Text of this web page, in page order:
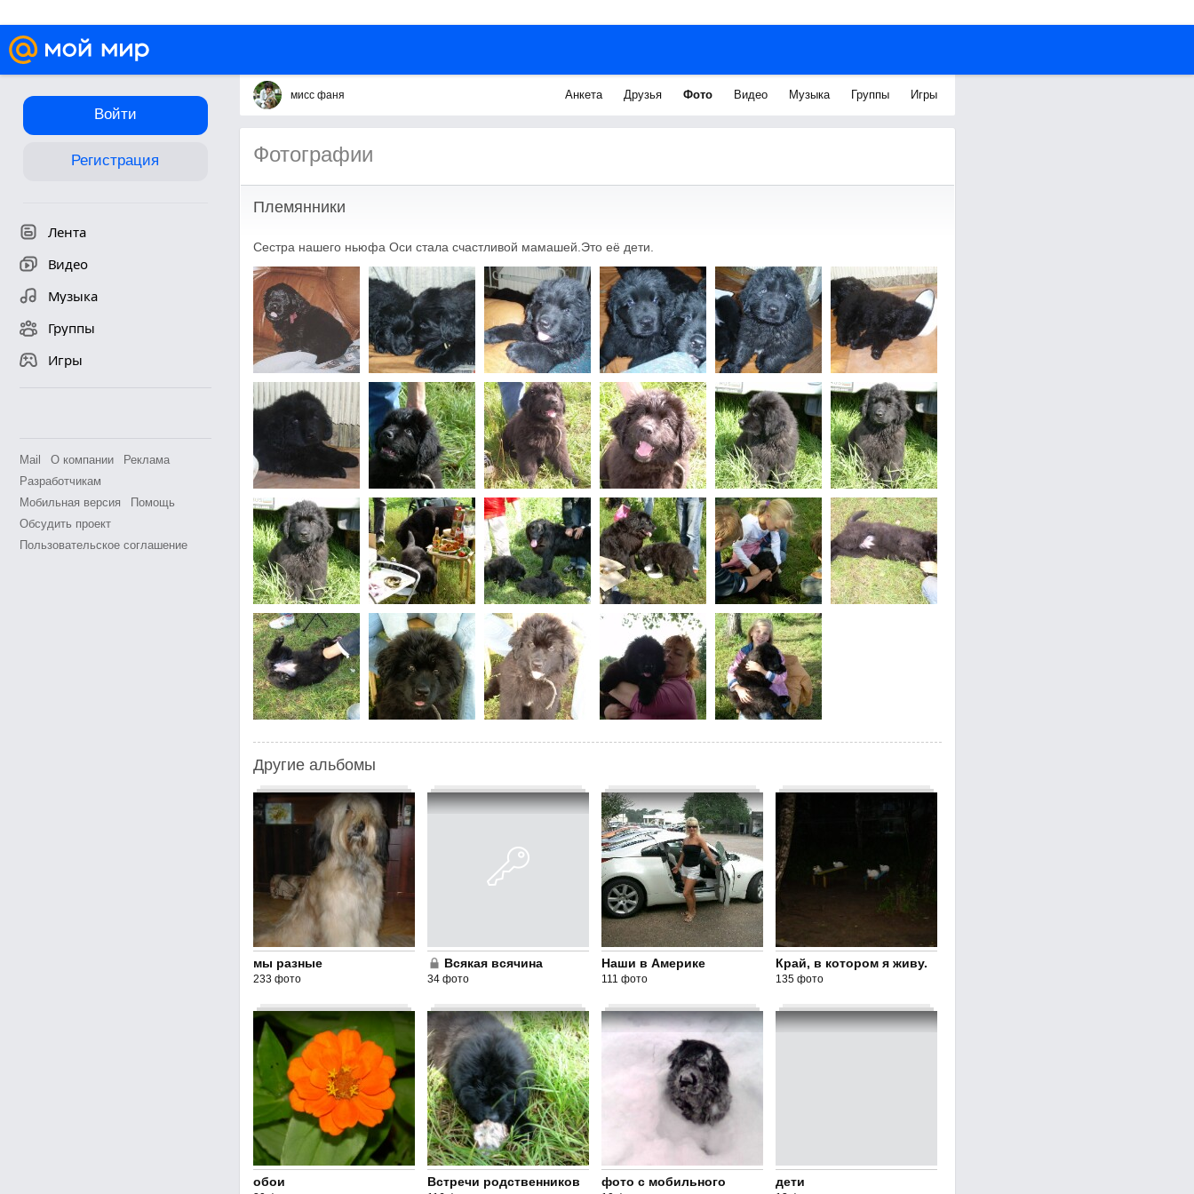
Войти
Регистрация
Лента
Видео
Музыка
Группы
Игры
Mail О компании
Реклама
Разработчикам
Мобильная версия
Помощь
Обсудить проект
Пользовательское соглашение
мисс фаня Анкета Друзья Фото Видео Музыка Группы Игры
Фотографии
Племянники
Сестра нашего ньюфа Оси стала счастливой мамашей.Это её дети.
Другие альбомы
мы разные
233 фото
Всякая всячина
34 фото
Наши в Америке
111 фото
Край, в котором я живу.
135 фото
обои Встречи родственников фото с мобильного дети